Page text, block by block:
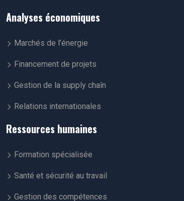
Analyses économiques
Marchés de l’énergie
Financement de projets
Gestion de la supply chaîn
Relations internationales
Ressources humaines
Formation spécialisée
Santé et sécurité au travail
Gestion des compétences